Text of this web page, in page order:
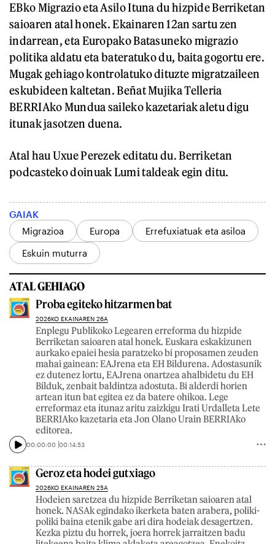
EBko Migrazio eta Asilo Ituna du hizpide Berriketan
saioaren atal honek. Ekainaren 12an sartu zen
indarrean, eta Europako Batasuneko migrazio
politika aldatu eta bateratuko du, baita gogortu ere.
Mugak gehiago kontrolatuko dituzte migratzaileen
eskubideen kaltetan. Beñat Mujika Telleria
BERRIAko Mundua saileko kazetariak aletu digu
itunak jasotzen duena.
Atal hau Uxue Perezek editatu du. Berriketan
podcasteko doinuak Lumi taldeak egin ditu.
GAIAK
Migrazioa
Europa
Errefuxiatuak eta asiloa
Eskuin muturra
ATAL GEHIAGO
Proba egiteko hitzarmen bat
2026KO EKAINAREN 26A
Enplegu Publikoko Legearen erreforma du hizpide
Berriketan saioaren atal honek. Euskara eskakizunen
aurkako epaiei hesia paratzeko bi proposamen zeuden
mahai gainean: EAJrena eta EH Bildurena. Adostasunik
ez dutenez lortu, EAJrena onartzea ahalbidetu du EH
Bilduk, zenbait baldintza adostuta. Bi alderdi horien
artean itun bat egitea ez da batere ohikoa. Lege
erreformaz eta itunaz aritu zaizkigu Irati Urdalleta Lete
BERRIAko kazetaria eta Jon Olano Urain BERRIAko
editorea.
00:00:00 00:14:53
Geroz eta hodei gutxiago
2026KO EKAINAREN 25A
Hodeien saretzea du hizpide Berriketan saioaren atal
honek. NASAk egindako ikerketa baten arabera, poliki-
poliki baina etenik gabe ari dira hodeiak desagertzen.
Kezka piztu du horrek, joera horrek jarraitzen badu